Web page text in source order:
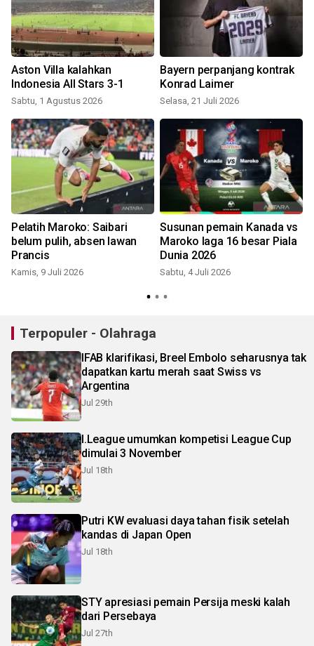
Aston Villa kalahkan
Indonesia All Stars 3-1
Sabtu, 1 Agustus 2026
Bayern perpanjang kontrak
Konrad Laimer
Selasa, 21 Juli 2026
Pelatih Maroko: Saibari
belum pulih, absen lawan
Prancis
Kamis, 9 Juli 2026
Susunan pemain Kanada vs
Maroko laga 16 besar Piala
Dunia 2026
Sabtu, 4 Juli 2026
Terpopuler - Olahraga
IFAB klarifikasi, Breel Embolo seharusnya tak
dapatkan kartu merah saat Swiss vs
Argentina
Jul 29th
I.League umumkan kompetisi League Cup
dimulai 3 November
Jul 18th
Putri KW evaluasi daya tahan fisik setelah
kandas di Japan Open
Jul 18th
STY apresiasi pemain Persija meski kalah
dari Persebaya
Jul 27th